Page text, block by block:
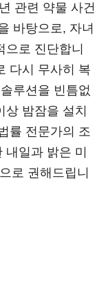
관련 약물 사건
바탕으로, 자녀
로 진단합니
다시 무사히 복
루션을 빈틈없
밤잠을 설치
률 전문가의 조
일과 밝은 미
로 권해드립니